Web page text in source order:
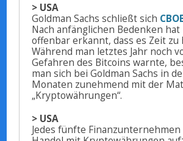
> USA
Goldman Sachs schließt sich
Nach anfänglichen Bedenken hat
offenbar erkannt, dass es Zeit zu
Während man letztes Jahr noch
Gefahren des Bitcoins warnte,
man sich bei Goldman Sachs in
Monaten zunehmend mit der
„Kryptowährungen“.
> USA
Jedes fünfte